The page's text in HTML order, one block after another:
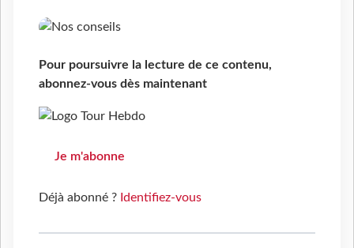
Pour poursuivre la lecture de ce contenu,
abonnez-vous dès maintenant
Je m'abonne
Déjà abonné ? Identifiez-vous